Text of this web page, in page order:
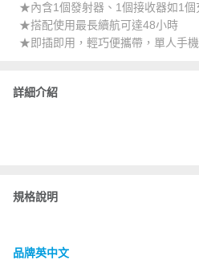
★內含1個發射器、1個接收器如1個
★搭配使用最長續航可達48小時
★即插即用，輕巧便攜帶，單人手
詳細介紹
規格說明
品牌英中文